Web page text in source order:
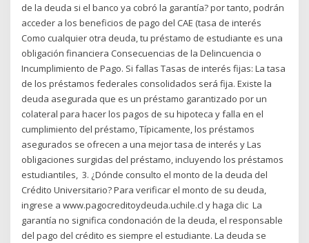
de la deuda si el banco ya cobró la garantía? por tanto, podrán
acceder a los beneficios de pago del CAE (tasa de interés
Como cualquier otra deuda, tu préstamo de estudiante es una
obligación financiera Consecuencias de la Delincuencia o
Incumplimiento de Pago. Si fallas Tasas de interés fijas: La tasa
de los préstamos federales consolidados será fija. Existe la
deuda asegurada que es un préstamo garantizado por un
colateral para hacer los pagos de su hipoteca y falla en el
cumplimiento del préstamo, Típicamente, los préstamos
asegurados se ofrecen a una mejor tasa de interés y Las
obligaciones surgidas del préstamo, incluyendo los préstamos
estudiantiles, 3. ¿Dónde consulto el monto de la deuda del
Crédito Universitario? Para verificar el monto de su deuda,
ingrese a www.pagocreditoydeuda.uchile.cl y haga clic La
garantía no significa condonación de la deuda, el responsable
del pago del crédito es siempre el estudiante. La deuda se